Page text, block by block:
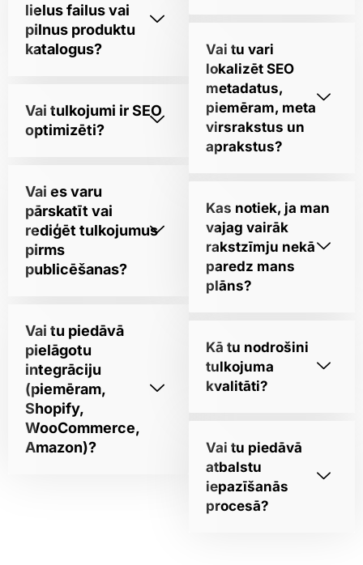
lielus failus vai
pilnus produktu
katalogus?
Vai tulkojumi ir SEO
optimizēti?
Vai es varu
pārskatīt vai
rediģēt tulkojumus
pirms
publicēšanas?
Vai tu piedāvā
pielāgotu
integrāciju
(piemēram,
Shopify,
WooCommerce,
Amazon)?
Vai tu vari
lokalizēt SEO
metadatus,
piemēram, meta
virsrakstus un
aprakstus?
Kas notiek, ja man
vajag vairāk
rakstzīmju nekā
paredz mans
plāns?
Kā tu nodrošini
tulkojuma
kvalitāti?
Vai tu piedāvā
atbalstu
iepazīšanās
procesā?